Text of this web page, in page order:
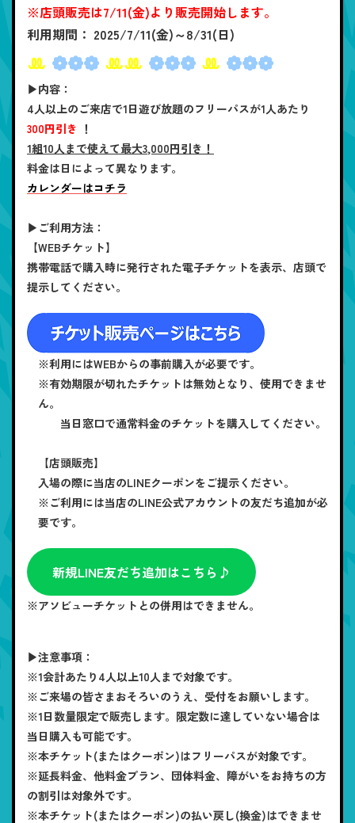
※店頭販売は7/11(金)より販売開始します。
利用期間： 2025/7/11(金)～8/31(日)
ꔛ ❁❁❁ ꔛꔛ ❁❁❁ ꔛ ❁❁❁
▶内容：
4人以上のご来店で1日遊び放題のフリーパスが1人あたり
300円引き ！
1組10人まで使えて最大3,000円引き！
料金は日によって異なります。
カレンダーはコチラ
▶ご利用方法：
【WEBチケット】
携帯電話で購入時に発行された電子チケットを表示、店頭で
提示してください。
※利用にはWEBからの事前購入が必要です。
※有効期限が切れたチケットは無効となり、使用できませ
ん。
当日窓口で通常料金のチケットを購入してください。
【店頭販売】
入場の際に当店のLINEクーポンをご提示ください。
※ご利用には当店のLINE公式アカウントの友だち追加が必
要です。
新規LINE友だち追加はこちら♪
※アソビューチケットとの併用はできません。
▶注意事項：
※1会計あたり4人以上10人まで対象です。
※ご来場の皆さまおそろいのうえ、受付をお願いします。
※1日数量限定で販売します。限定数に達していない場合は
当日購入も可能です。
※本チケット(またはクーポン)はフリーパスが対象です。
※延長料金、他料金プラン、団体料金、障がいをお持ちの方
の割引は対象外です。
※本チケット(またはクーポン)の払い戻し(換金)はできませ